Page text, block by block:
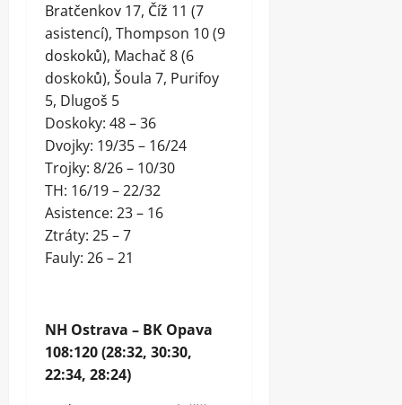
Bratčenkov 17, Číž 11 (7
asistencí), Thompson 10 (9
doskoků), Machač 8 (6
doskoků), Šoula 7, Purifoy
5, Dlugoš 5
Doskoky: 48 – 36
Dvojky: 19/35 – 16/24
Trojky: 8/26 – 10/30
TH: 16/19 – 22/32
Asistence: 23 – 16
Ztráty: 25 – 7
Fauly: 26 – 21
NH Ostrava – BK Opava
108:120 (28:32, 30:30,
22:34, 28:24)